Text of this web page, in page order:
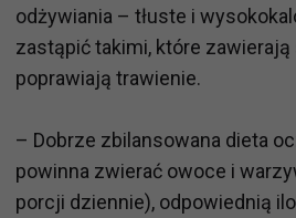
odżywiania – tłuste i
zastąpić takimi, które zawierają
poprawiają trawienie.
– Dobrze zbilansowana dieta
powinna zwierać owoce i
porcji dziennie), odpowiednią